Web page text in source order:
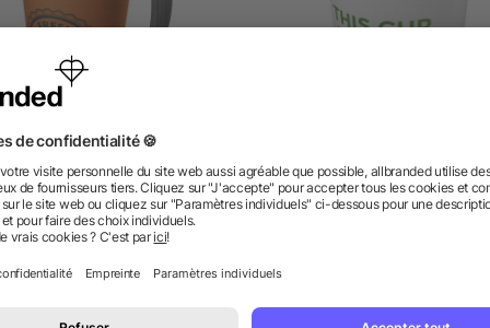
isolant Americano®
350 ml avec couvercle
anti fuites
dès 3,41 €
Gobelet isotherme
Americano® Espresso